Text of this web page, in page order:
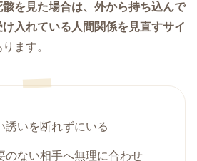
を見た場合は、外から持ち込んで
入れている人間関係を見直すサイ
ます。
誘いを断れずにいる
のない相手へ無理に合わせ